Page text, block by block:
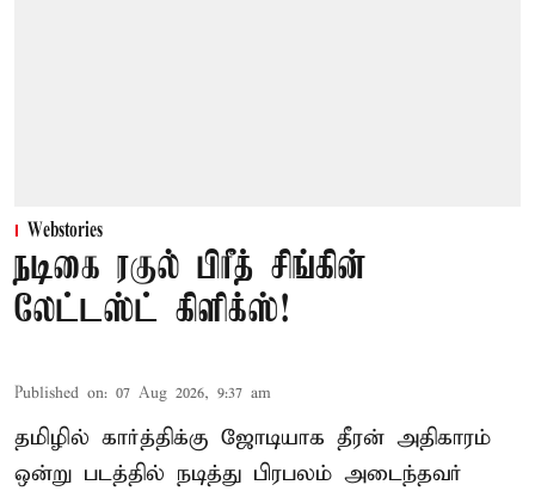
Webstories
நடிகை ரகுல் பிரீத் சிங்கின்
லேட்டஸ்ட் கிளிக்ஸ்!
Published on: 07 Aug 2026, 9:37 am
தமிழில் கார்த்திக்கு ஜோடியாக தீரன் அதிகாரம்
ஒன்று படத்தில் நடித்து பிரபலம் அடைந்தவர்